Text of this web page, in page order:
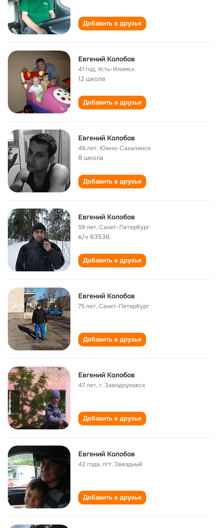
Добавить в друзья
Евгений Колобов
41 год,Усть-Илимск
12 школа
Добавить в друзья
Евгений Колобов
46 лет, Южно-Сахалинск
8 школа
Добавить в друзья
Евгений Колобов
59 лет,Санкт-Петербург
в/ч 63536
Добавить в друзья
Евгений Колобов
75 лет,Санкт-Петербург
Добавить в друзья
Евгений Колобов
47 лет,г. Заводоуковск
Добавить в друзья
Евгений Колобов
42 года,пгт. Звездный
Добавить в друзья